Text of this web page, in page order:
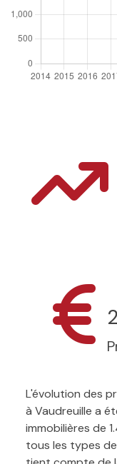
L'évolution des
à Vaudreuille a
immobilières de
tous les types